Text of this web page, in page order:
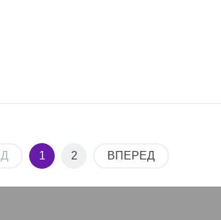
1 2 ВПЕРЕД